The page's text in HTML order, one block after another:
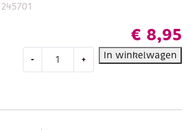
€ 8,95
- + In winkelwagen
245701